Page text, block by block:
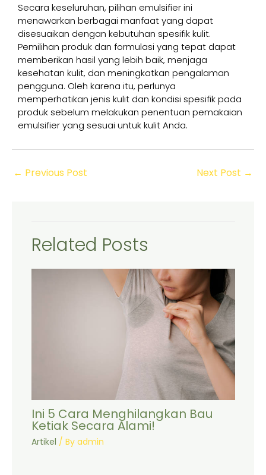
Secara keseluruhan, pilihan emulsifier ini
menawarkan berbagai manfaat yang dapat
disesuaikan dengan kebutuhan spesifik kulit.
Pemilihan produk dan formulasi yang tepat dapat
memberikan hasil yang lebih baik, menjaga
kesehatan kulit, dan meningkatkan pengalaman
pengguna. Oleh karena itu, perlunya
memperhatikan jenis kulit dan kondisi spesifik pada
produk sebelum melakukan penentuan pemakaian
emulsifier yang sesuai untuk kulit Anda.
← Previous Post Next Post →
Related Posts
Ini 5 Cara Menghilangkan Bau
Ketiak Secara Alami!
Artikel / By admin